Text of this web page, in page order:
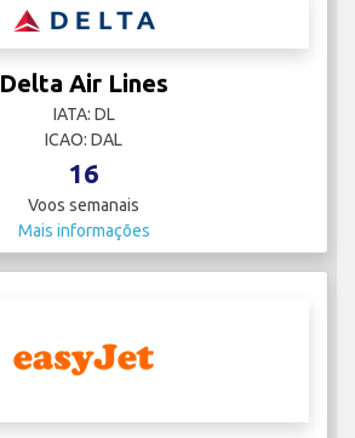
Delta Air Lines
IATA: DL
ICAO: DAL
16
Voos semanais
Mais informações